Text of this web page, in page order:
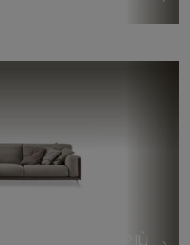
VEDI DI PIÙ